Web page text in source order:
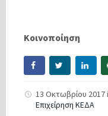
Κοινοποίηση
13 Οκτωβρίου 2017
Επιχείρηση ΚΕΔΑ